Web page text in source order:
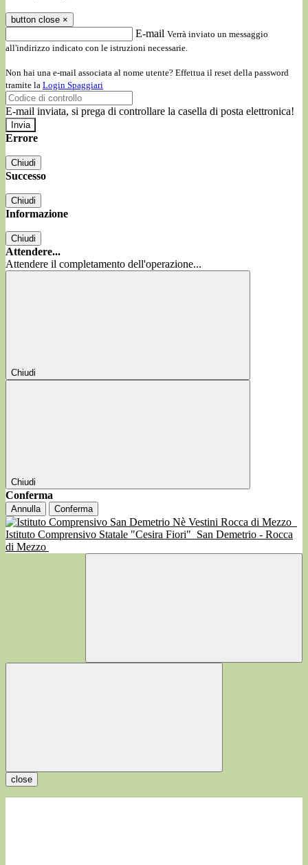
button close ×
E-mail Verrà inviato un messaggio
all'indirizzo indicato con le istruzioni necessarie.
Non hai una e-mail associata al nome utente? Effettua il reset della password
tramite la Login Spaggiari
E-mail inviata, si prega di controllare la casella di posta elettronica!
Errore
Chiudi
Successo
Chiudi
Informazione
Chiudi
Attendere...
Attendere il completamento dell'operazione...
Chiudi
Chiudi
Conferma
Annulla Conferma
Istituto Comprensivo Statale "Cesira Fiori" San Demetrio - Rocca
di Mezzo
close